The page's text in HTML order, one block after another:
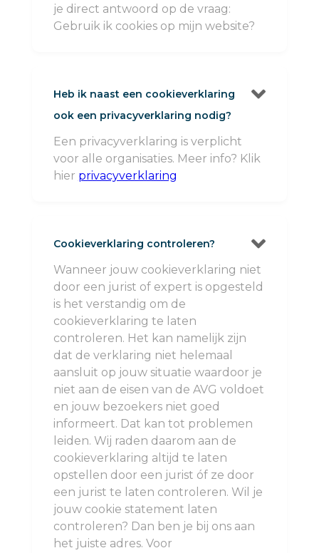
je direct antwoord op de vraag:
Gebruik ik cookies op mijn website?
Heb ik naast een cookieverklaring
ook een privacyverklaring nodig?

Een privacyverklaring is verplicht
voor alle organisaties. Meer info? Klik
hier privacyverklaring
Cookieverklaring controleren? 
Wanneer jouw cookieverklaring niet
door een jurist of expert is opgesteld
is het verstandig om de
cookieverklaring te laten
controleren. Het kan namelijk zijn
dat de verklaring niet helemaal
aansluit op jouw situatie waardoor je
niet aan de eisen van de AVG voldoet
en jouw bezoekers niet goed
informeert. Dat kan tot problemen
leiden. Wij raden daarom aan de
cookieverklaring altijd te laten
opstellen door een jurist óf ze door
een jurist te laten controleren. Wil je
jouw cookie statement laten
controleren? Dan ben je bij ons aan
het juiste adres. Voor